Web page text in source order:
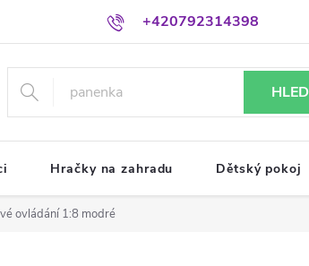
+420792314398
Hračky na zahradu Dětský pokoj
ovládání 1:8 modré